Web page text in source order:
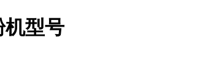
机型号